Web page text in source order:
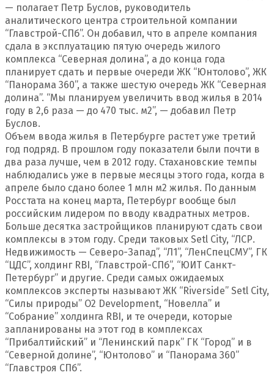
— полагает Петр Буслов, руководитель
аналитического центра строительной компании
“Главстрой-СПб”. Он добавил, что в апреле компания
сдала в эксплуатацию пятую очередь жилого
комплекса “Северная долина”, а до конца года
планирует сдать и первые очереди ЖК “Юнтолово”, ЖК
“Панорама 360”, а также шестую очередь ЖК “Северная
долина”. “Мы планируем увеличить ввод жилья в 2014
году в 2,6 раза — до 470 тыс. м2”, — добавил Петр
Буслов.
Объем ввода жилья в Петербурге растет уже третий
год подряд. В прошлом году показатели были почти в
два раза лучше, чем в 2012 году. Стахановские темпы
наблюдались уже в первые месяцы этого года, когда в
апреле было сдано более 1 млн м2 жилья. По данным
Росстата на конец марта, Петербург вообще был
российским лидером по вводу квадратных метров.
Больше десятка застройщиков планируют сдать свои
комплексы в этом году. Среди таковых Setl City, “ЛСР.
Недвижимость — Северо-Запад”, “Л1”, “ЛенСпецСМУ”, ГК
“ЦДС”, холдинг RBI, “Главстрой-СПб”, “ЮИТ Санкт-
Петербург” и другие. Среди самых ожидаемых
комплексов эксперты называют ЖК “Riverside” Setl City,
“Силы природы” O2 Development, “Новелла” и
“Собрание” холдинга RBI, и те очереди, которые
запланированы на этот год в комплексах
“Прибалтийский” и “Ленинский парк” ГК “Город” и в
“Северной долине”, “Юнтолово” и “Панорама 360”
“Главстроя СПб”.